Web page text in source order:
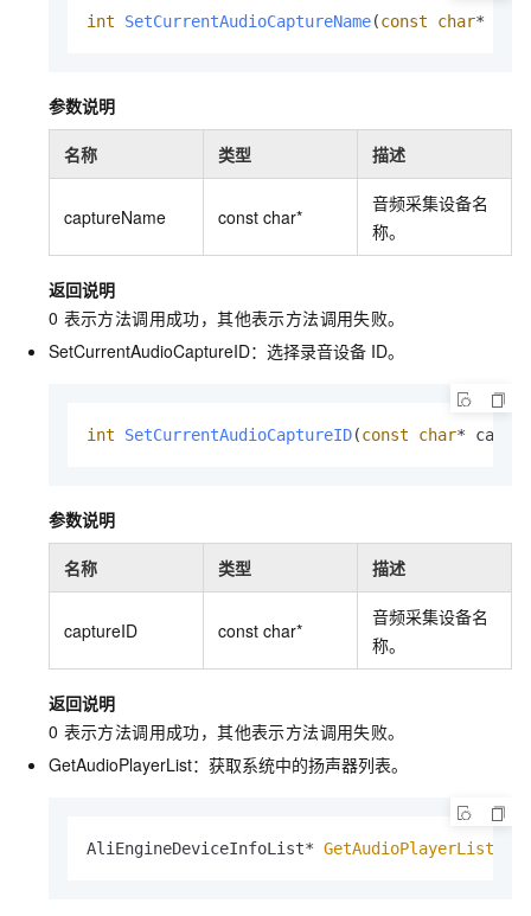
int SetCurrentAudioCaptureName(const char*
参数说明
名称 类型 描述
captureName const char*
音频采集设备名
称。
返回说明
0 表示方法调用成功，其他表示方法调用失败。
SetCurrentAudioCaptureID：选择录音设备 ID。
int SetCurrentAudioCaptureID(const char*
参数说明
名称 类型 描述
captureID const char*
音频采集设备名
称。
返回说明
0 表示方法调用成功，其他表示方法调用失败。
GetAudioPlayerList：获取系统中的扬声器列表。
AliEngineDeviceInfoList* GetAudioPlayerList